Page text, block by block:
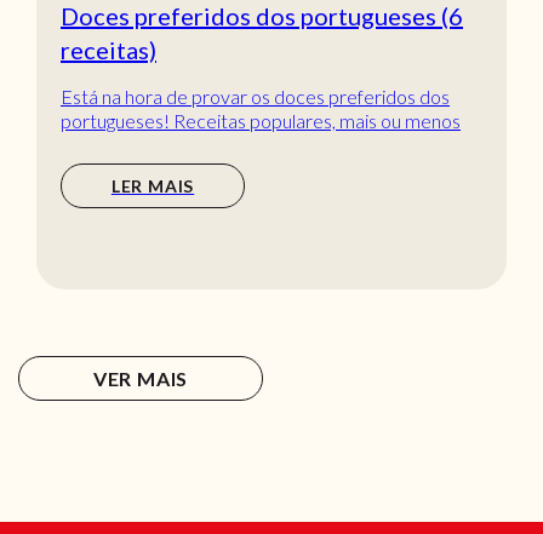
Doces preferidos dos portugueses (6
receitas)
Está na hora de provar os doces preferidos dos
portugueses! Receitas populares, mais ou menos
LER MAIS
VER MAIS